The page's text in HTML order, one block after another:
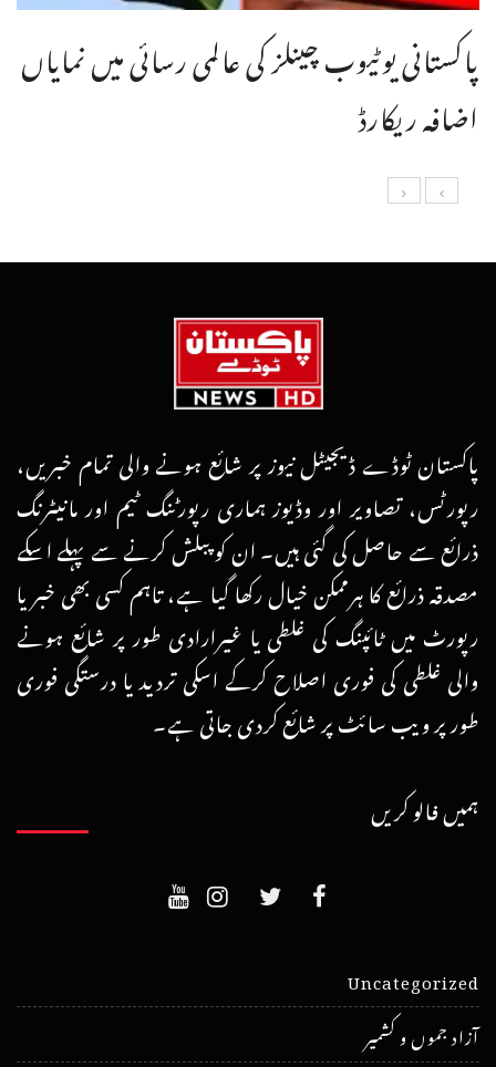
پاکستانی یوٹیوب چینلز کی عالمی رسائی میں نمایاں
اضافہ ریکارڈ
پاکستان ٹوڈے ڈیجیٹل نیوز پر شائع ہونے والی تمام خبریں،
رپورٹس، تصاویر اور وڈیوز ہماری رپورٹنگ ٹیم اور مانیٹرنگ
ذرائع سے حاصل کی گئی ہیں۔ ان کو پبلش کرنے سے پہلے اسکے
مصدقہ ذرائع کا ہرممکن خیال رکھا گیا ہے، تاہم کسی بھی خبر یا
رپورٹ میں ٹائپنگ کی غلطی یا غیرارادی طور پر شائع ہونے
والی غلطی کی فوری اصلاح کرکے اسکی تردید یا درستگی فوری
طور پر ویب سائٹ پر شائع کردی جاتی ہے۔
ہمیں فالو کریں
Uncategorized
آزاد جموں و کشمیر